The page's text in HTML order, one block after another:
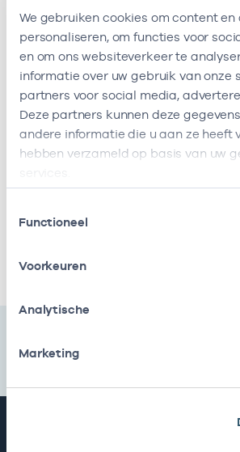
We gebruiken cookies om content
personaliseren, om functies voor
en om ons websiteverkeer te
informatie over uw gebruik van onze
partners voor social media,
Deze partners kunnen deze
andere informatie die u aan ze heeft
hebben verzameld op basis van uw
Functioneel
Voorkeuren
Analytische
Marketing
Ik ben werkzaam bij de volgende
Govaarts
Ik heb een arbeidsrelatie met
Naam Rol
Haptotherapie
Govaarts